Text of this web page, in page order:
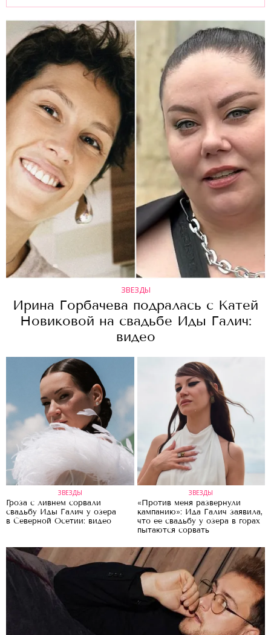
ЗВЕЗДЫ
Ирина Горбачева подралась с Катей
Новиковой на свадьбе Иды Галич:
видео
ЗВЕЗДЫ
Гроза с ливнем сорвали
свадьбу Иды Галич у озера
в Северной Осетии: видео
ЗВЕЗДЫ
«Против меня развернули
кампанию»: Ида Галич заявила,
что ее свадьбу у озера в горах
пытаются сорвать